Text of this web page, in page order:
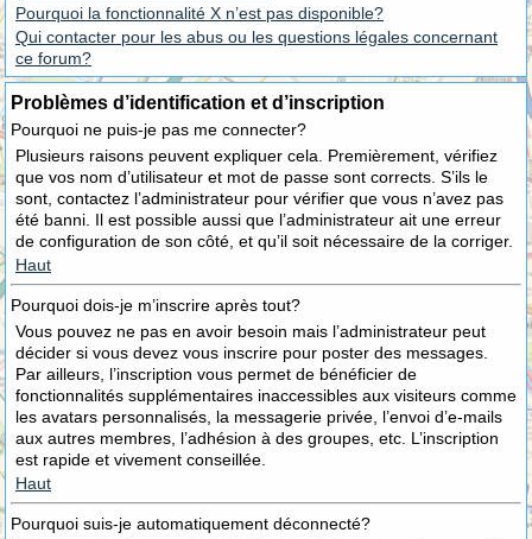
Pourquoi la fonctionnalité X n’est pas disponible?
Qui contacter pour les abus ou les questions légales concernant
ce forum?
Problèmes d’identification et d’inscription
Pourquoi ne puis-je pas me connecter?
Plusieurs raisons peuvent expliquer cela. Premièrement, vérifiez
que vos nom d’utilisateur et mot de passe sont corrects. S’ils le
sont, contactez l’administrateur pour vérifier que vous n’avez pas
été banni. Il est possible aussi que l’administrateur ait une erreur
de configuration de son côté, et qu’il soit nécessaire de la corriger.
Haut
Pourquoi dois-je m’inscrire après tout?
Vous pouvez ne pas en avoir besoin mais l’administrateur peut
décider si vous devez vous inscrire pour poster des messages.
Par ailleurs, l’inscription vous permet de bénéficier de
fonctionnalités supplémentaires inaccessibles aux visiteurs comme
les avatars personnalisés, la messagerie privée, l’envoi d’e-mails
aux autres membres, l’adhésion à des groupes, etc. L’inscription
est rapide et vivement conseillée.
Haut
Pourquoi suis-je automatiquement déconnecté?